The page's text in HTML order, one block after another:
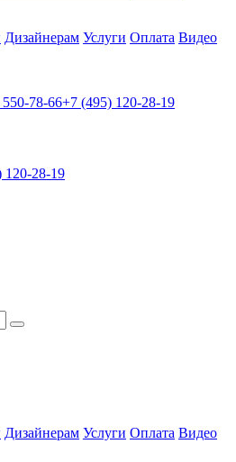
Дизайнерам Услуги Оплата Видео
78-66+7 (495) 120-28-19
120-28-19
Дизайнерам Услуги Оплата Видео